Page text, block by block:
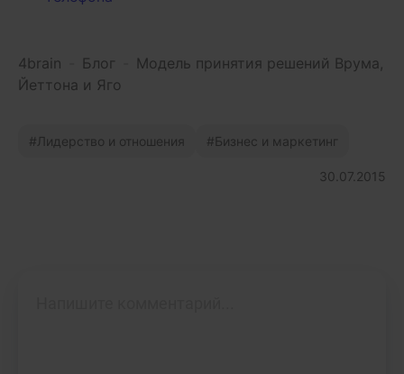
4brain Блог
Модель принятия решений Врума,
Йеттона и Яго
Лидерство и отношения Бизнес и маркетинг
30.07.2015